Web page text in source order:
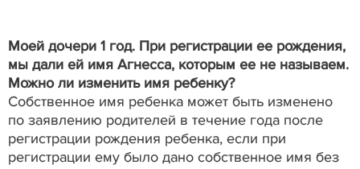
Моей дочери 1 год. При регистрации ее рождения,
мы дали ей имя Агнесса, которым ее не называем.
Можно ли изменить имя ребенку?
Собственное имя ребенка может быть изменено
по заявлению родителей в течение года после
регистрации рождения ребенка, если при
регистрации ему было дано собственное имя без